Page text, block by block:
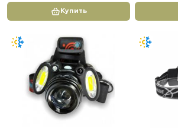
Купить